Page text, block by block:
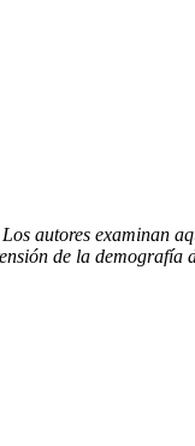
autores examinan
de la demografía